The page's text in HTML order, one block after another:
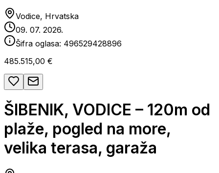
Vodice, Hrvatska
09. 07. 2026.
Šifra oglasa: 496529428896
485.515,00 €
ŠIBENIK, VODICE – 120m od
plaže, pogled na more,
velika terasa, garaža